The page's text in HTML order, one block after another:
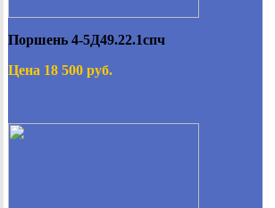
Поршень 4-5Д49.22.1спч
Цена 18 500 руб.